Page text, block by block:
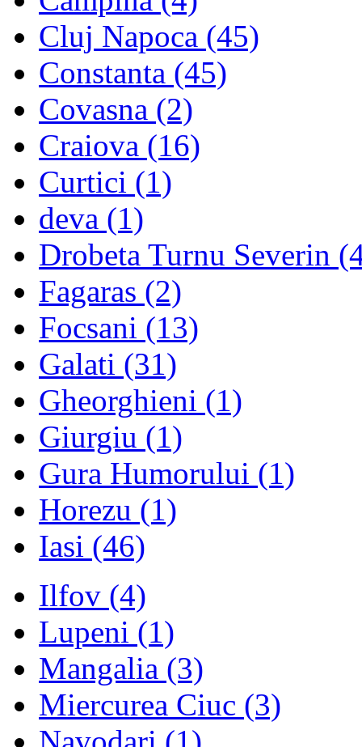
Cluj Napoca (45)
Constanta (45)
Covasna (2)
Craiova (16)
Curtici (1)
deva (1)
Drobeta Turnu Severin
Fagaras (2)
Focsani (13)
Galati (31)
Gheorghieni (1)
Giurgiu (1)
Gura Humorului (1)
Horezu (1)
Iasi (46)
Ilfov (4)
Lupeni (1)
Mangalia (3)
Miercurea Ciuc (3)